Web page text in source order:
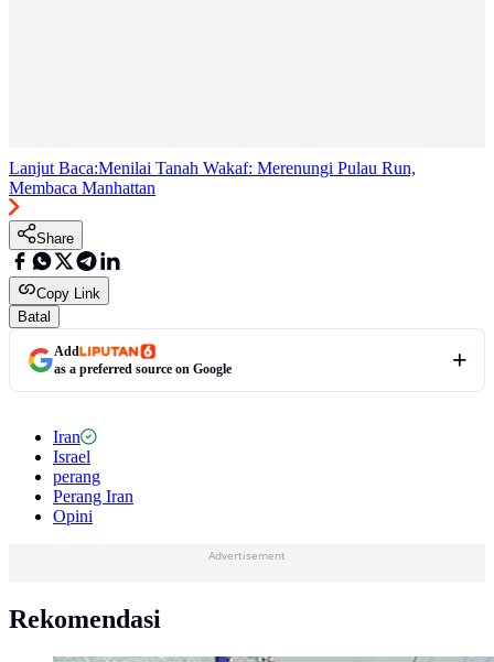
Lanjut Baca:Menilai Tanah Wakaf: Merenungi Pulau Run,
Membaca Manhattan
Share
Copy Link
Batal
Add
as a preferred source on Google
Iran
Israel
perang
Perang Iran
Opini
Advertisement
Rekomendasi